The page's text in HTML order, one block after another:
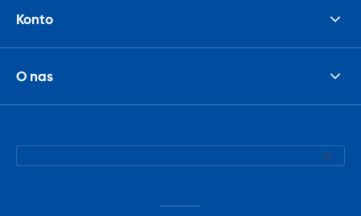
Konto
O nas